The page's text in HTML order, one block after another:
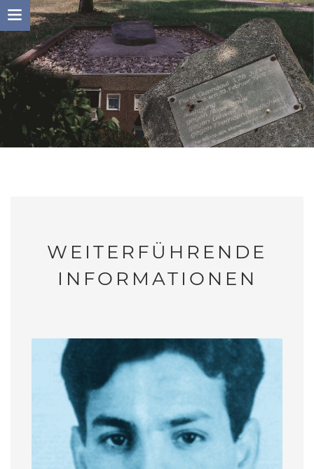
Skip
to
content
WEITERFÜHRENDE
INFORMATIONEN